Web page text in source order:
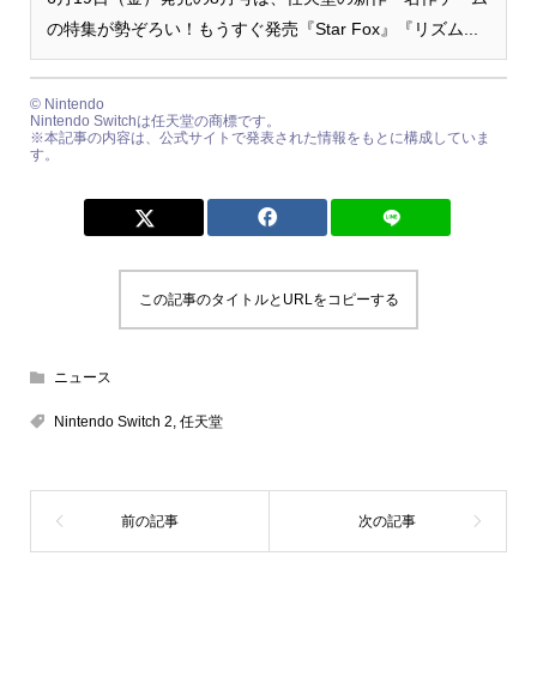
の特集が勢ぞろい！もうすぐ発売『Star Fox』『リズム...
© Nintendo
Nintendo Switchは任天堂の商標です。
※本記事の内容は、公式サイトで発表された情報をもとに構成していま
す。
この記事のタイトルとURLをコピーする
ニュース
Nintendo Switch 2, 任天堂